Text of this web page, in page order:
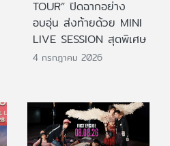
TOUR” ปิดฉากอย่าง
อบอุ่น ส่งท้ายด้วย MINI
LIVE SESSION สุดพิเศษ
4 กรกฎาคม 2026